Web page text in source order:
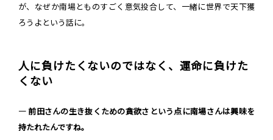
が、なぜか南場とものすごく意気投合して、一緒に世界で天下獲
ろうよという話に。
人に負けたくないのではなく、運命に負けた
くない
― 前田さんの生き抜くための貪欲さという点に南場さんは興味を
持たれたんですね。